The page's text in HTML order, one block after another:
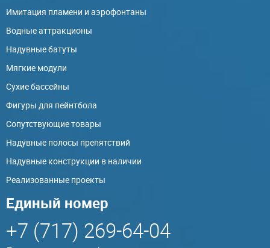
Имитация пламени и аэрофонтаны
Водные аттракционы
Надувные батуты
Мягкие модули
Сухие бассейны
Фигуры для пейнтбола
Сопутствующие товары
Надувные полосы препятствий
Надувные конструкции в наличии
Реализованные проекты
Единый номер
+7 (717) 269-64-04